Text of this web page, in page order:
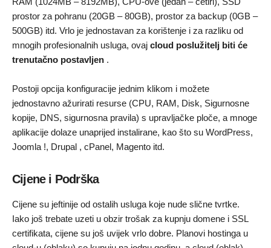
prostor za pohranu (20GB – 80GB), prostor za backup (0GB –
500GB) itd. Vrlo je jednostavan za korištenje i za razliku od
mnogih profesionalnih usluga, ovaj cloud poslužitelj biti će
trenutačno postavljen .
Postoji opcija konfiguracije jednim klikom i možete
jednostavno ažurirati resurse (CPU, RAM, Disk, Sigurnosne
kopije, DNS, sigurnosna pravila) s upravljačke ploče, a mnoge
aplikacije dolaze unaprijed instalirane, kao što su WordPress,
Joomla !, Drupal , cPanel, Magento itd.
Cijene i Podrška
Cijene su jeftinije od ostalih usluga koje nude slične tvrtke.
Iako još trebate uzeti u obzir trošak za kupnju domene i SSL
certifikata, cijene su još uvijek vrlo dobre. Planovi hostinga u